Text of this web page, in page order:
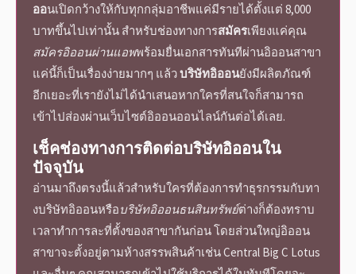
ออนเปิดกว้างให้กับทุกกลุ่มอาชีพแค่มีรายได้ตั้งแต่ 8,000
บาทขึ้นไปเท่านั้น สำหรับช่องทางการสมัครเพียงแค่คุณ
สมัครอิออนผ่านแอพพร้อมยื่นเอกสารทันทีผ่านอิออนสาขา
แค่นี้ก็เป็นเรื่องง่ายมากๆ แล้วบริษัทอิออนยังมีผลิตภัณฑ์
อีกเยอะที่เรายังไม่ได้นำเสนอหากใครที่สนใจก็สามารถ
เข้าไปส่องผ่านเว็บไซต์อิออนออนไลน์กันต่อได้เลย.
เช็คช่องทางการติดต่อบริษัทอิออนใน
ปัจจุบัน
อ่านมาถึงตรงนี้แล้วสำหรับใครที่ต้องการทำธุรกรรมกับทา
งบริษัทอิออนหรือบริษัทอิออนธนสินทรัพย์ต่างก็ต้องทราบ
เวลาทำการละที่ตั้งของสาขากันก่อน โดยส่วนใหญ่อิออน
สาขาจะตั้งอยู่ตามห้างสรรพสินค้าเช่น Central Big C Lotus